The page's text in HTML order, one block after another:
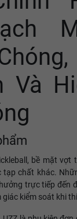
Và
bề mặt vợt
tạp chất khác.
trực tiếp đến
kiểm soát khi